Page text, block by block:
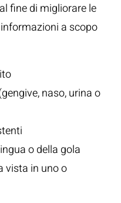
fine di migliorare le
a scopo
naso, urina o
o della gola
vista in uno o